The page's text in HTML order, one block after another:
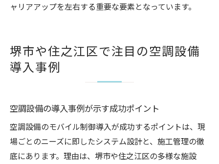
ャリアアップを左右する重要な要素となっています。
堺市や住之江区で注目の空調設備
導入事例
空調設備の導入事例が示す成功ポイント
空調設備のモバイル制御導入が成功するポイントは、現
場ごとのニーズに即したシステム設計と、施工管理の徹
底にあります。理由は、堺市や住之江区の多様な施設